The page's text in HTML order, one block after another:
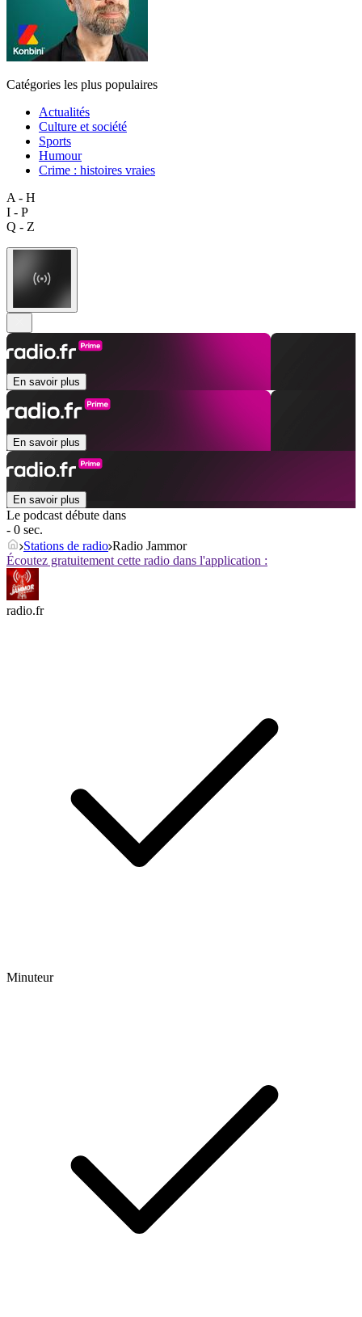
Catégories les plus populaires
Actualités
Culture et société
Sports
Humour
Crime : histoires vraies
A - H
I - P
Q - Z
En savoir plus
En savoir plus
En savoir plus
Le podcast débute dans
- 0 sec.
Stations de radio Radio Jammor
Écoutez gratuitement cette radio dans l'application :
radio.fr
Minuteur